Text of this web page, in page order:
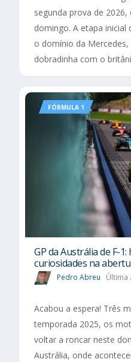
segunda prova de
domingo. A etapa
o domínio da
dobradinha com o
FÓRMULA 1
GP da Austrália de F-
curiosidades na
Pedro Abreu Última
Acabou a espera! Três
temporada 2025, os
voltar a roncar neste
Austrália, onde